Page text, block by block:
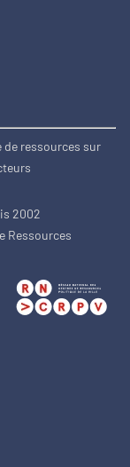
de ressources sur
2002
Ressources